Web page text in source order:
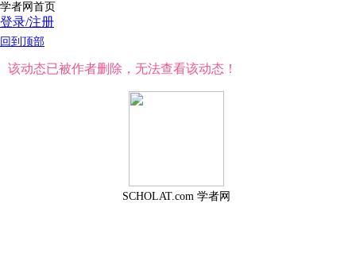
学者网首页
登录/注册
回到顶部
该动态已被作者删除，无法查看该动态！
SCHOLAT.com 学者网